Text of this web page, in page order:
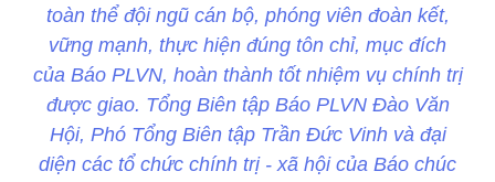
toàn thể đội ngũ cán bộ, phóng viên đoàn kết,
vững mạnh, thực hiện đúng tôn chỉ, mục đích
của Báo PLVN, hoàn thành tốt nhiệm vụ chính trị
được giao. Tổng Biên tập Báo PLVN Đào Văn
Hội, Phó Tổng Biên tập Trần Đức Vinh và đại
diện các tổ chức chính trị - xã hội của Báo chúc